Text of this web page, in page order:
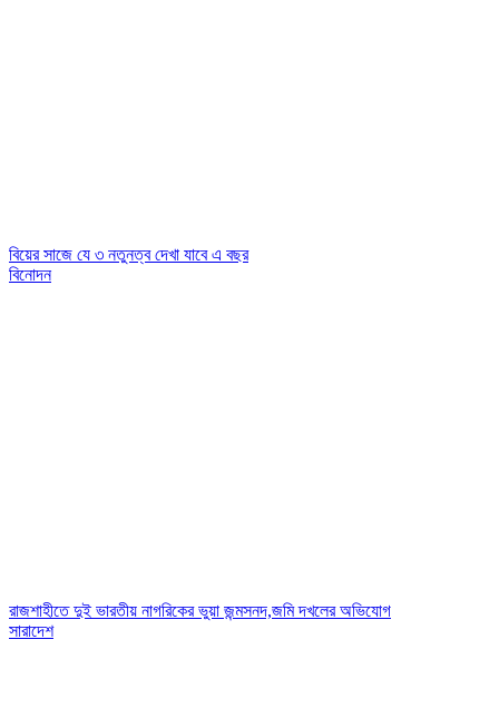
বিয়ের সাজে যে ৩ নতুনত্ব দেখা যাবে এ বছর
বিনোদন
রাজশাহীতে দুই ভারতীয় নাগরিকের ভুয়া জন্মসনদ,জমি দখলের অভিযোগ
সারাদেশ